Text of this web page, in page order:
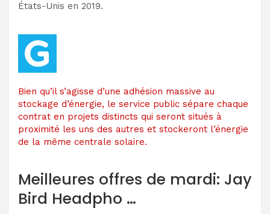
États-Unis en 2019.
Bien qu’il s’agisse d’une adhésion massive au
stockage d’énergie, le service public sépare chaque
contrat en projets distincts qui seront situés à
proximité les uns des autres et stockeront l’énergie
de la même centrale solaire.
Meilleures offres de mardi: Jay
Bird Headpho …